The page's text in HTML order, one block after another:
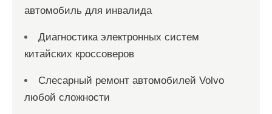
автомобиль для инвалида
Диагностика электронных систем
китайских кроссоверов
Слесарный ремонт автомобилей Volvo
любой сложности